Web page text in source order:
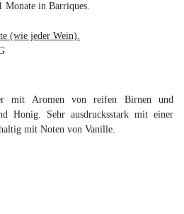
Monate in Barriques.
(wie jeder Wein).
mit Aromen von reifen Birnen und
Honig. Sehr ausdrucksstark mit einer
mit Noten von Vanille.